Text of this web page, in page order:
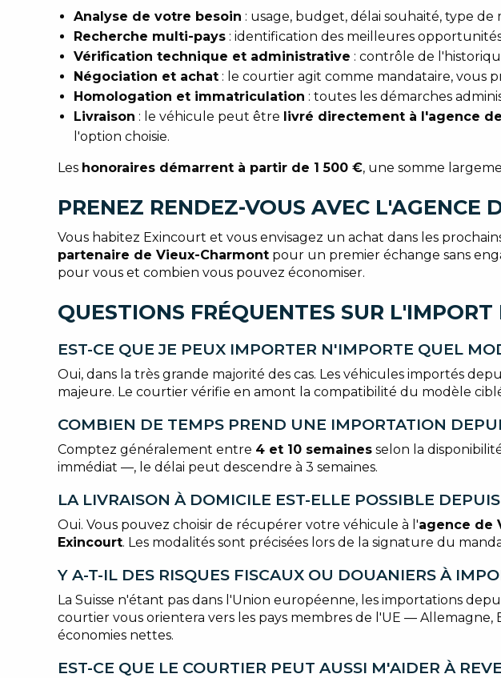
Analyse de votre besoin : usage, budget, délai souhaité, type de
Recherche multi-pays : identification des meilleures
Vérification technique et administrative : contrôle de
Négociation et achat : le courtier agit comme mandataire, vous
Homologation et immatriculation : toutes les démarches
Livraison : le véhicule peut être livré directement à l'agence
l'option choisie.
Les honoraires démarrent à partir de 1 500 €, une somme
PRENEZ RENDEZ-VOUS AVEC L'AGENCE
Vous habitez Exincourt et vous envisagez un achat dans les
partenaire de Vieux-Charmont pour un premier échange sans
pour vous et combien vous pouvez économiser.
QUESTIONS FRÉQUENTES SUR L'IMPORT
EST-CE QUE JE PEUX IMPORTER N'IMPORTE QUEL
Oui, dans la très grande majorité des cas. Les véhicules importés
majeure. Le courtier vérifie en amont la compatibilité du modèle
COMBIEN DE TEMPS PREND UNE IMPORTATION
Comptez généralement entre 4 et 10 semaines selon la
immédiat —, le délai peut descendre à 3 semaines.
LA LIVRAISON À DOMICILE EST-ELLE POSSIBLE
Oui. Vous pouvez choisir de récupérer votre véhicule à l'agence de
Exincourt. Les modalités sont précisées lors de la signature du
Y A-T-IL DES RISQUES FISCAUX OU DOUANIERS À
La Suisse n'étant pas dans l'Union européenne, les importations
courtier vous orientera vers les pays membres de l'UE —
économies nettes.
EST-CE QUE LE COURTIER PEUT AUSSI M'AIDER À